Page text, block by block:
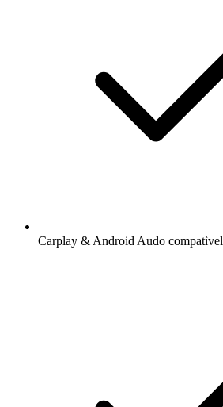
Carplay & Android Audo compatìvel